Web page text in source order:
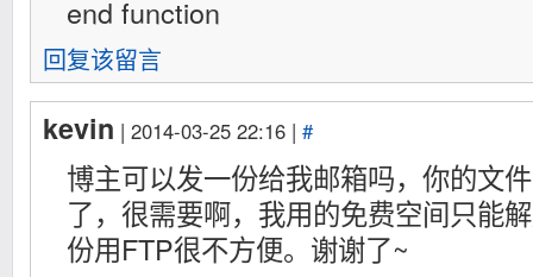
end function
回复该留言
kevin | 2014-03-25 22:16 | #
博主可以发一份给我邮箱吗，你的文
了，很需要啊，我用的免费空间只能
份用FTP很不方便。谢谢了~